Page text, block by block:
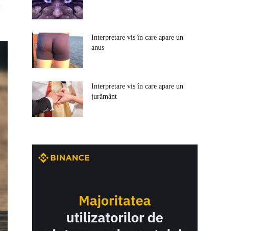
Interpretare vis în care apare un
anus
Interpretare vis în care apare un
jurământ